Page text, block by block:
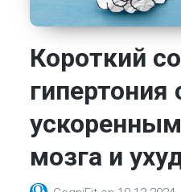
Короткий
гипертония
мозга и